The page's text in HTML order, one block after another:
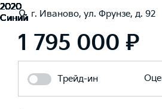
г. Иваново, ул. Фрунзе, д. 92
1 795 000 ₽
Трейд-ин